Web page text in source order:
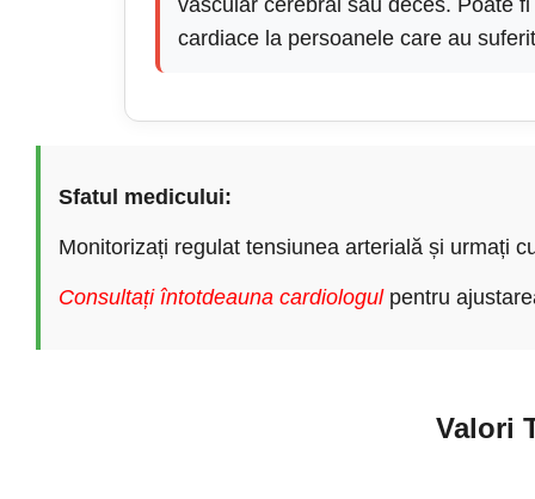
cardiace la persoanele care au
Sfatul medicului:
Monitorizați regulat tensiunea arterială și urmați
Consultați întotdeauna cardiologulpentru
Valori